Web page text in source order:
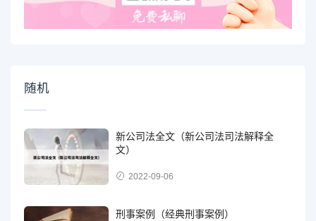
随机
新公司法全文（新公司法司法解释全
文）
2022-09-06
刑事案例（经典刑事案例）